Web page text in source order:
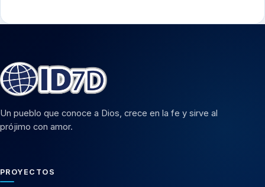
Un pueblo que conoce a Dios, crece en la fe y sirve al
prójimo con amor.
PROYECTOS